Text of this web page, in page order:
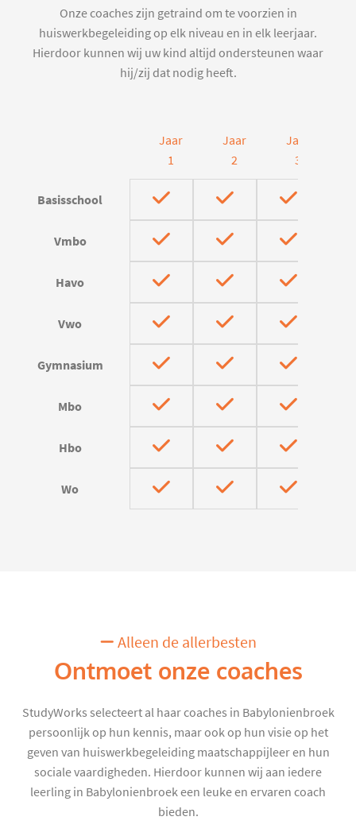
Onze coaches zijn getraind om te voorzien in
huiswerkbegeleiding op elk niveau en in elk leerjaar.
Hierdoor kunnen wij uw kind altijd ondersteunen waar
hij/zij dat nodig heeft.
Jaar
1
Jaar
2
Jaar
3
Basisschool
Vmbo
Havo
Vwo
Gymnasium
Mbo
Hbo
Wo
Alleen de allerbesten
Ontmoet onze coaches
StudyWorks selecteert al haar coaches in Babylonienbroek
persoonlijk op hun kennis, maar ook op hun visie op het
geven van huiswerkbegeleiding maatschappijleer en hun
sociale vaardigheden. Hierdoor kunnen wij aan iedere
leerling in Babylonienbroek een leuke en ervaren coach
bieden.